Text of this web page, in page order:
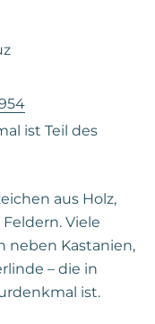
ist Teil des
aus Holz,
Viele
neben Kastanien,
– die in
ist.